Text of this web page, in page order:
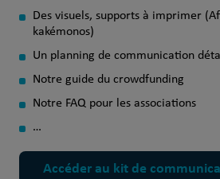
Des visuels, supports à imprimer
kakémonos)
Un planning de communication
Notre guide du crowdfunding
Notre FAQ pour les associations
…
Accéder au kit de